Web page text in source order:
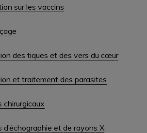
sur les vaccins
des tiques et des vers du cœur
et traitement des parasites
chirurgicaux
d’échographie et de rayons X